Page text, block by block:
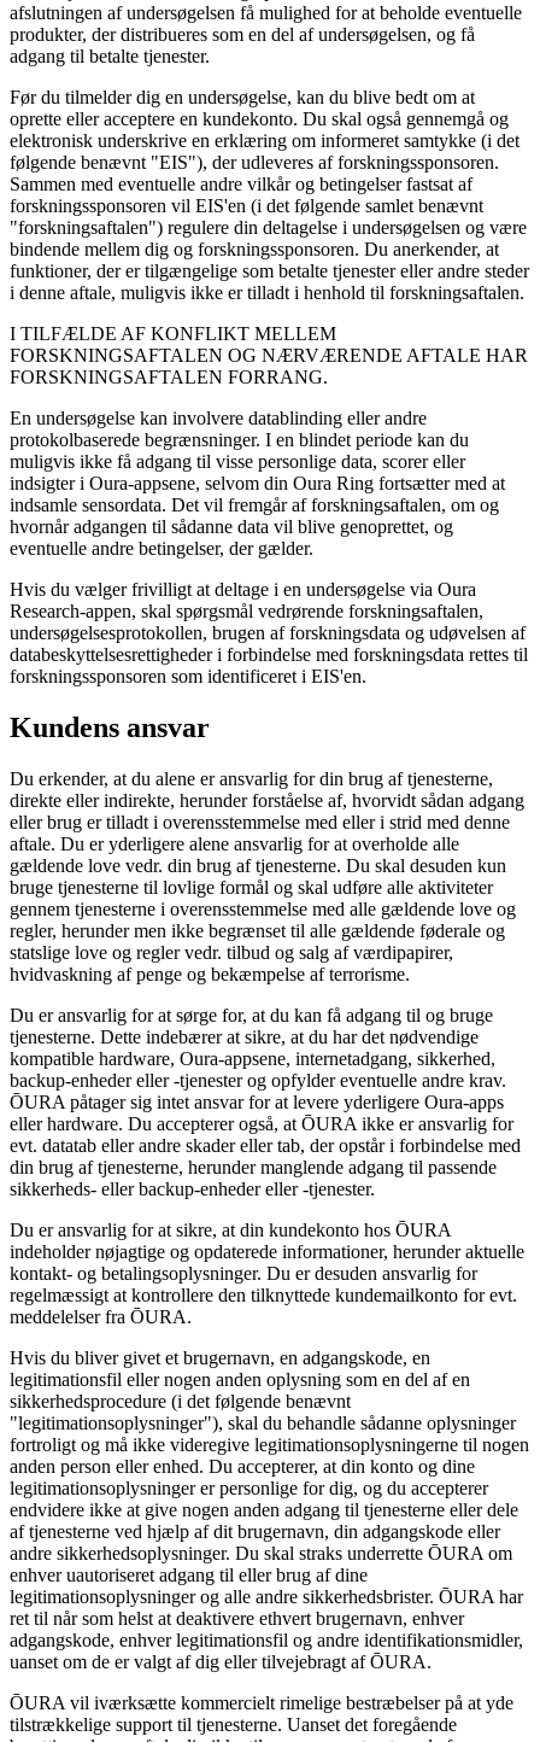
afslutningen af ​​undersøgelsen få mulighed for at beholde eventuelle
produkter, der distribueres som en del af undersøgelsen, og få
adgang til betalte tjenester.
Før du tilmelder dig en undersøgelse, kan du blive bedt om at
oprette eller acceptere en kundekonto. Du skal også gennemgå og
elektronisk underskrive en erklæring om informeret samtykke (i det
følgende benævnt "EIS"), der udleveres af forskningssponsoren.
Sammen med eventuelle andre vilkår og betingelser fastsat af
forskningssponsoren vil EIS'en (i det følgende samlet benævnt
"forskningsaftalen") regulere din deltagelse i undersøgelsen og være
bindende mellem dig og forskningssponsoren. Du anerkender, at
funktioner, der er tilgængelige som betalte tjenester eller andre steder
i denne aftale, muligvis ikke er tilladt i henhold til forskningsaftalen.
I TILFÆLDE AF KONFLIKT MELLEM
FORSKNINGSAFTALEN OG NÆRVÆRENDE AFTALE HAR
FORSKNINGSAFTALEN FORRANG.
En undersøgelse kan involvere datablinding eller andre
protokolbaserede begrænsninger. I en blindet periode kan du
muligvis ikke få adgang til visse personlige data, scorer eller
indsigter i Oura-appsene, selvom din Oura Ring fortsætter med at
indsamle sensordata. Det vil fremgår af forskningsaftalen, om og
hvornår adgangen til sådanne data vil blive genoprettet, og
eventuelle andre betingelser, der gælder.
Hvis du vælger frivilligt at deltage i en undersøgelse via Oura
Research-appen, skal spørgsmål vedrørende forskningsaftalen,
undersøgelsesprotokollen, brugen af ​​forskningsdata og udøvelsen af ​​
databeskyttelsesrettigheder i forbindelse med forskningsdata rettes til
forskningssponsoren som identificeret i EIS'en.
Kundens ansvar
Du erkender, at du alene er ansvarlig for din brug af tjenesterne,
direkte eller indirekte, herunder forståelse af, hvorvidt sådan adgang
eller brug er tilladt i overensstemmelse med eller i strid med denne
aftale. Du er yderligere alene ansvarlig for at overholde alle
gældende love vedr. din brug af tjenesterne. Du skal desuden kun
bruge tjenesterne til lovlige formål og skal udføre alle aktiviteter
gennem tjenesterne i overensstemmelse med alle gældende love og
regler, herunder men ikke begrænset til alle gældende føderale og
statslige love og regler vedr. tilbud og salg af værdipapirer,
hvidvaskning af penge og bekæmpelse af terrorisme.
Du er ansvarlig for at sørge for, at du kan få adgang til og bruge
tjenesterne. Dette indebærer at sikre, at du har det nødvendige
kompatible hardware, Oura-appsene, internetadgang, sikkerhed,
backup-enheder eller -tjenester og opfylder eventuelle andre krav.
ŌURA påtager sig intet ansvar for at levere yderligere Oura-apps
eller hardware. Du accepterer også, at ŌURA ikke er ansvarlig for
evt. datatab eller andre skader eller tab, der opstår i forbindelse med
din brug af tjenesterne, herunder manglende adgang til passende
sikkerheds- eller backup-enheder eller -tjenester.
Du er ansvarlig for at sikre, at din kundekonto hos ŌURA
indeholder nøjagtige og opdaterede informationer, herunder aktuelle
kontakt- og betalingsoplysninger. Du er desuden ansvarlig for
regelmæssigt at kontrollere den tilknyttede kundemailkonto for evt.
meddelelser fra ŌURA.
Hvis du bliver givet et brugernavn, en adgangskode, en
legitimationsfil eller nogen anden oplysning som en del af en
sikkerhedsprocedure (i det følgende benævnt
"legitimationsoplysninger"), skal du behandle sådanne oplysninger
fortroligt og må ikke videregive legitimationsoplysningerne til nogen
anden person eller enhed. Du accepterer, at din konto og dine
legitimationsoplysninger er personlige for dig, og du accepterer
endvidere ikke at give nogen anden adgang til tjenesterne eller dele
af tjenesterne ved hjælp af dit brugernavn, din adgangskode eller
andre sikkerhedsoplysninger. Du skal straks underrette ŌURA om
enhver uautoriseret adgang til eller brug af dine
legitimationsoplysninger og alle andre sikkerhedsbrister. ŌURA har
ret til når som helst at deaktivere ethvert brugernavn, enhver
adgangskode, enhver legitimationsfil og andre identifikationsmidler,
uanset om de er valgt af dig eller tilvejebragt af ŌURA.
ŌURA vil iværksætte kommercielt rimelige bestræbelser på at yde
tilstrækkelige support til tjenesterne. Uanset det foregående